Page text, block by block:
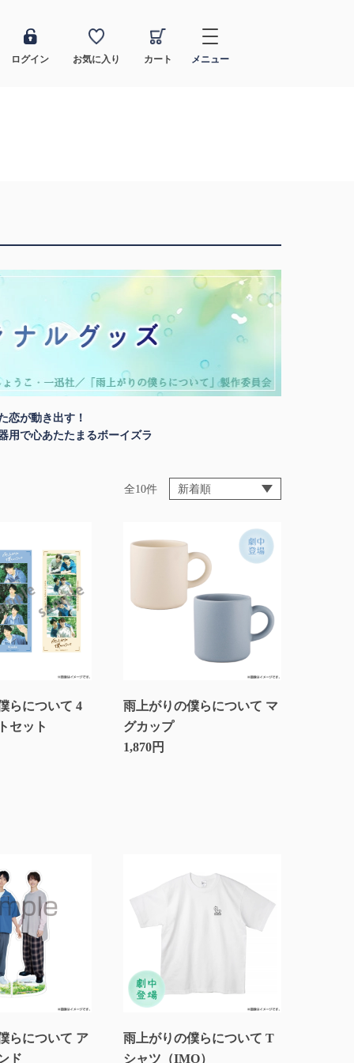
ログイン お気に入り カート メニュー
恋が動き出す！
用で心あたたまるボーイズラ
全10件
らについて 4
セット
雨上がりの僕らについて マ
グカップ
1,870円
らについて ア
ド
雨上がりの僕らについて T
シャツ（IMO）